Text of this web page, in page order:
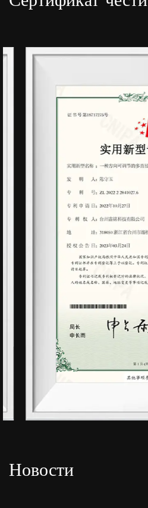
Новости